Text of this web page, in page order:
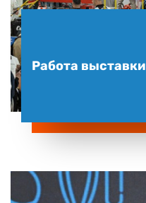
Работа выставки